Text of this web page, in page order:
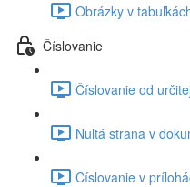
Obrázky v
Číslovanie
Číslovanie od
Nultá strana v
Číslovanie v